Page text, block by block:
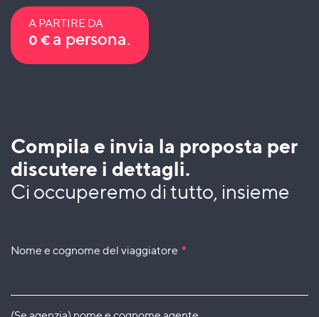
A PARTIRE DA
0 € a persona.
Compila e invia la proposta per
discutere i dettagli.
Ci occuperemo di tutto, insieme
Nome e cognome del viaggiatore *